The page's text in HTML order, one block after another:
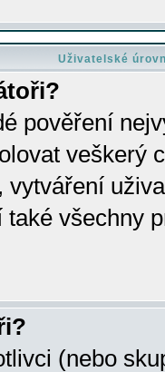
Uživatelské
pověření
veškerý
vytváření
všechny
(nebo